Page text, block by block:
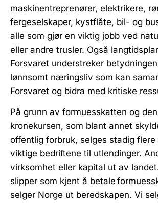
maskinentreprenører, elektrikere,
fergeselskaper, kystflåte, bil- og
alle som gjør en viktig jobb ved
eller andre trusler. Også
Forsvaret understreker
lønnsomt næringsliv som kan
Forsvaret og bidra med kritiske
På grunn av formuesskatten og
kronekursen, som blant annet
offentlig forbruk, selges stadig flere
viktige bedriftene til utlendinger.
virksomhet eller kapital ut av
slipper som kjent å betale
selger Norge ut beredskapen. Vi